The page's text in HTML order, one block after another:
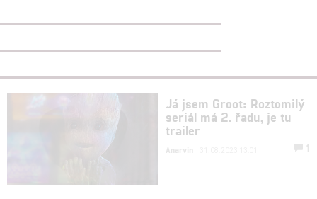
Já jsem Groot: Roztomilý
seriál má 2. řadu, je tu
trailer
Anarvin 1